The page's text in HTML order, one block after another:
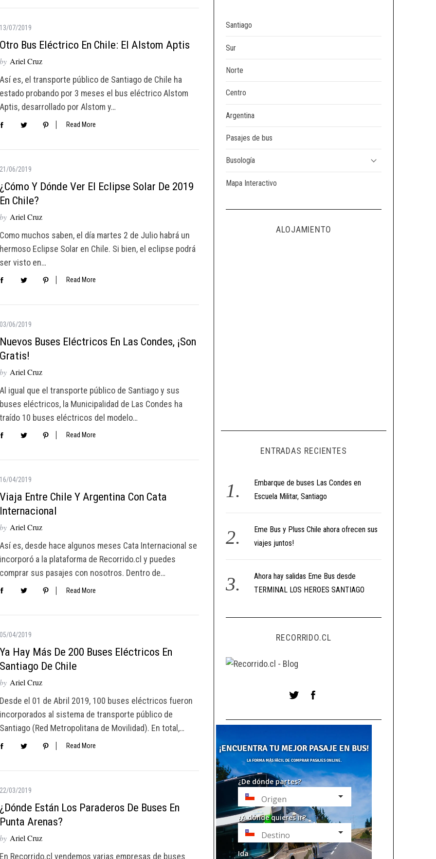
13/07/2019
Otro Bus Eléctrico En Chile: El Alstom Aptis
by Ariel Cruz
Así es, el transporte público de Santiago de Chile ha
estado probando por 3 meses el bus eléctrico Alstom
Aptis, desarrollado por Alstom y…
Read More
21/06/2019
¿Cómo Y Dónde Ver El Eclipse Solar De 2019
En Chile?
by Ariel Cruz
Como muchos saben, el día martes 2 de Julio habrá un
hermoso Eclipse Solar en Chile. Si bien, el eclipse podrá
ser visto en…
Read More
03/06/2019
Nuevos Buses Eléctricos En Las Condes, ¡son
Gratis!
by Ariel Cruz
Al igual que el transporte público de Santiago y sus
buses eléctricos, la Municipalidad de Las Condes ha
traído 10 buses eléctricos del modelo…
Read More
16/04/2019
Viaja Entre Chile Y Argentina Con Cata
Internacional
by Ariel Cruz
Así es, desde hace algunos meses Cata Internacional se
incorporó a la plataforma de Recorrido.cl y puedes
comprar sus pasajes con nosotros. Dentro de…
Read More
05/04/2019
Ya Hay Más De 200 Buses Eléctricos En
Santiago De Chile
by Ariel Cruz
Desde el 01 de Abril 2019, 100 buses eléctricos fueron
incorporados al sistema de transporte público de
Santiago (Red Metropolitana de Movilidad). En total,…
Read More
22/03/2019
¿Dónde Están Los Paraderos De Buses En
Punta Arenas?
by Ariel Cruz
En Recorrido.cl vendemos varias empresas de buses
Santiago
Sur
Norte
Centro
Argentina
Pasajes de bus
Busología
Mapa Interactivo
ALOJAMIENTO
ENTRADAS RECIENTES
Embarque de buses Las Condes en
Escuela Militar, Santiago
Eme Bus y Pluss Chile ahora ofrecen sus
viajes juntos!
Ahora hay salidas Eme Bus desde
TERMINAL LOS HEROES SANTIAGO
RECORRIDO.CL